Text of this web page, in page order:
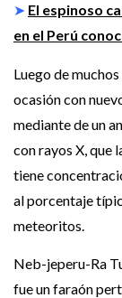
➤ El espinoso
en el Perú
Luego de
ocasión con
mediante de un
con rayos X, que
tiene
al porcentaje
meteoritos.
Neb-jeperu-Ra
fue un faraón